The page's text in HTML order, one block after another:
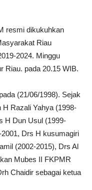
resmi dikukuhkan
Riau
2024. Minggu
Riau. pada 20.15 WIB.
(21/06/1998). Sejak
H Razali Yahya (1998-
H Dun Usul (1999-
Drs H kusumagiri
(2002-2015), Drs Al
Mubes II FKPMR
Chaidir sebagai ketua